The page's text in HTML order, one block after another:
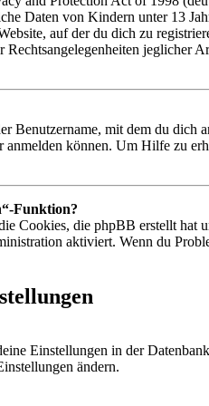
Daten von Kindern unter 13
auf der du dich zu
jeglicher
Benutzername, mit dem du
anmelden können. Um Hilfe zu
Funktion?
Cookies, die phpBB erstellt
aktiviert. Wenn du
Einstellungen in der
ändern.